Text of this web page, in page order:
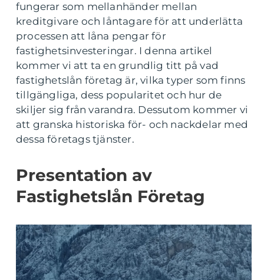
fungerar som mellanhänder mellan
kreditgivare och låntagare för att underlätta
processen att låna pengar för
fastighetsinvesteringar. I denna artikel
kommer vi att ta en grundlig titt på vad
fastighetslån företag är, vilka typer som finns
tillgängliga, dess popularitet och hur de
skiljer sig från varandra. Dessutom kommer vi
att granska historiska för- och nackdelar med
dessa företags tjänster.
Presentation av
Fastighetslån Företag